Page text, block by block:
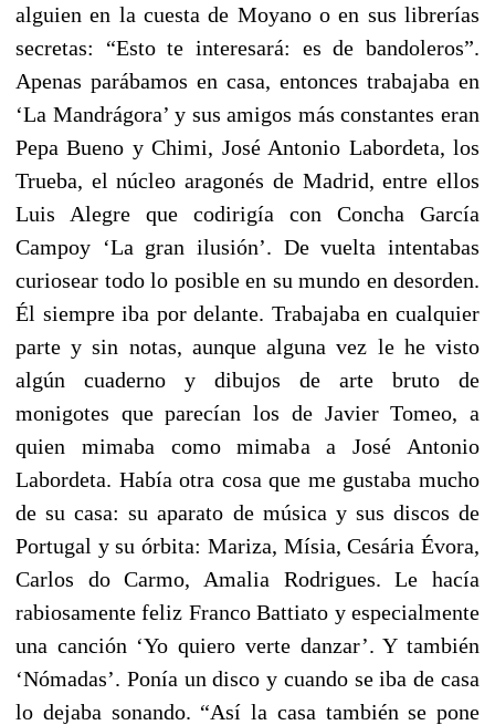
alguien en la cuesta de Moyano o en sus librerías
secretas: “Esto te interesará: es de bandoleros”.
Apenas parábamos en casa, entonces trabajaba en
‘La Mandrágora’ y sus amigos más constantes eran
Pepa Bueno y Chimi, José Antonio Labordeta, los
Trueba, el núcleo aragonés de Madrid, entre ellos
Luis Alegre que codirigía con Concha García
Campoy ‘La gran ilusión’. De vuelta intentabas
curiosear todo lo posible en su mundo en desorden.
Él siempre iba por delante. Trabajaba en cualquier
parte y sin notas, aunque alguna vez le he visto
algún cuaderno y dibujos de arte bruto de
monigotes que parecían los de Javier Tomeo, a
quien mimaba como mimaba a José Antonio
Labordeta. Había otra cosa que me gustaba mucho
de su casa: su aparato de música y sus discos de
Portugal y su órbita: Mariza, Mísia, Cesária Évora,
Carlos do Carmo, Amalia Rodrigues. Le hacía
rabiosamente feliz Franco Battiato y especialmente
una canción ‘Yo quiero verte danzar’. Y también
‘Nómadas’. Ponía un disco y cuando se iba de casa
lo dejaba sonando. “Así la casa también se pone